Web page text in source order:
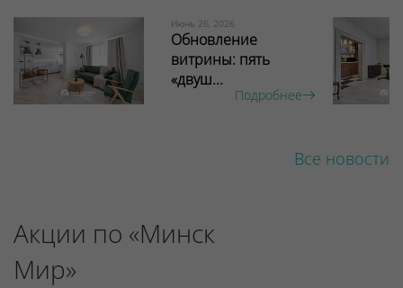
Июнь 26, 2026
Обновление
витрины: пять
«двуш...
Подробнее
Все новости
Акции по «Минск
Мир»